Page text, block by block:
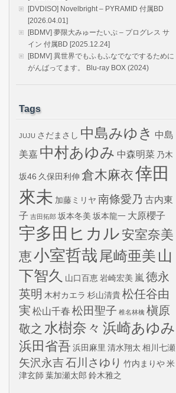
[DVDISO] Novelbright – PYRAMID 付属BD
[2026.04.01]
[BDMV] 夢限大みゅーたいぷ – プログレス サ
イン 付属BD [2025.12.24]
[BDMV] 異世界でもふもふなでなでするために
がんばってます。 Blu-ray BOX (2024)
Tags
JUJU さだまさし 中島みゆき 中島
美嘉 中村あゆみ 中森明菜 乃木
坂46 久保田利伸 倉木麻衣倖田
來未 加藤ミリヤ 南條愛乃 古内東
子 吉田拓郎 坂本冬美 坂本龍一 大原櫻子
宇多田ヒカル安室奈美
恵小室哲哉 尾崎亜美 山
下智久 山口百恵岩崎宏美 嵐 徳永
英明 木村カエラ 杉山清貴松任谷由
実 松山千春 松田聖子 椎名林檎 槇原
敬之 水樹奈々 浜崎あゆみ
浜田省吾 浜田麻里 清水翔太 相川七瀬
矢沢永吉石川さゆり 竹内まりや米
津玄師 葉加瀬太郎 鈴木雅之